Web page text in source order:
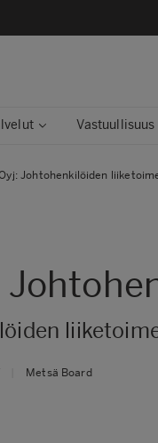
Vastuullisuus
Johtohenkilöiden
Metsä Board